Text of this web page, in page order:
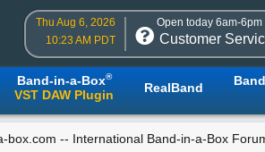
Thu Aug 6, 2026
10:23 AM PDT
Open today 6am-6pm
Customer
Band-in-a-Box®
VST DAW Plugin RealBand
box.com -- International Band-in-a-Box